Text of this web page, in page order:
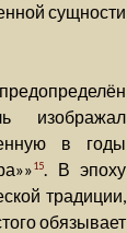
сущности
изображал
в годы
15. В эпоху
традиции,
обязывает